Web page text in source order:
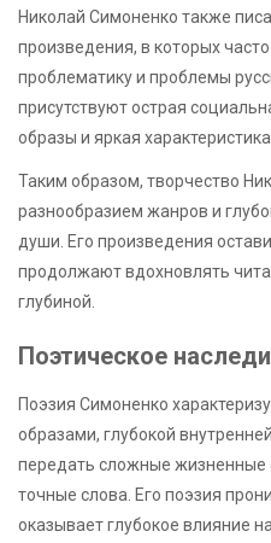
Николай Симоненко также
произведения, в которых
проблематику и проблемы
присутствуют острая
образы и яркая
Таким образом, творчество
разнообразием жанров и
души. Его произведения
продолжают вдохновлять
глубиной.
Поэтическое
Поэзия Симоненко
образами, глубокой
передать сложные жизненные
точные слова. Его поэзия
оказывает глубокое влияние